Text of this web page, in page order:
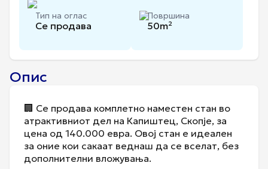
Тип на оглас
Се продава
Површина
50m²
Опис
🏢 Се продава комплетно наместен стан во
атрактивниот дел на Капиштец, Скопје, за
цена од 140.000 евра. Овој стан е идеален
за оние кои сакаат веднаш да се вселат, без
дополнителни вложувања.